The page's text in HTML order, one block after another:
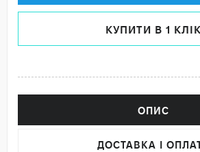
КУПИТИ В 1 КЛІК
ОПИС
ДОСТАВКА І